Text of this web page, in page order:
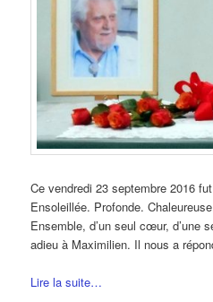
Ce vendredi 23 septembre 2016
Ensoleillée. Profonde.
Ensemble, d’un seul cœur, d’une
adieu à Maximilien. Il nous a
Lire la suite…